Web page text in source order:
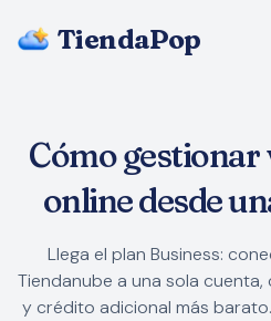
TiendaPop
Preguntas Frecuentes
Cómo gestionar
online desde
Llega el plan Business:
Tiendanube a una sola
y crédito adicional más